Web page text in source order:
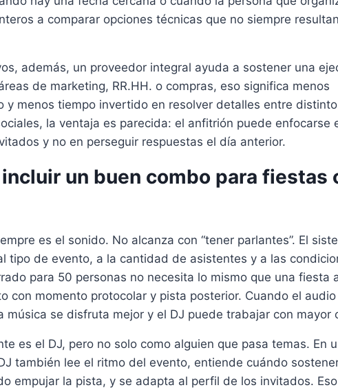
a comparar opciones técnicas que no siempre
además, un proveedor integral ayuda a sostener una
de marketing, RR.HH. o compras, eso significa menos
y menos tiempo invertido en resolver detalles entre
la ventaja es parecida: el anfitrión puede enfocarse
y no en perseguir respuestas el día anterior.
un buen combo para fiestas
es el sonido. No alcanza con “tener parlantes”. El
tipo de evento, a la cantidad de asistentes y a las
para 50 personas no necesita lo mismo que una fiesta
con momento protocolar y pista posterior. Cuando el
música se disfruta mejor y el DJ puede trabajar con mayor
es el DJ, pero no solo como alguien que pasa temas. En
también lee el ritmo del evento, entiende cuándo
empujar la pista, y se adapta al perfil de los invitados.